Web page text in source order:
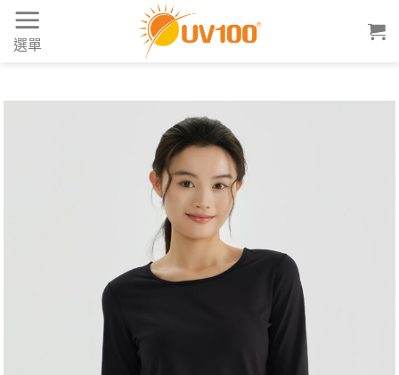
Skip
content
選單